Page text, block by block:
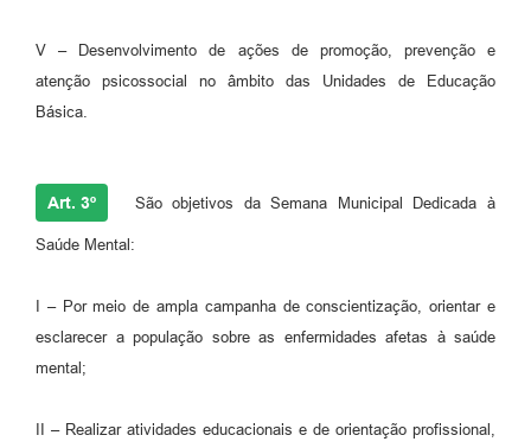
V – Desenvolvimento de ações de promoção, prevenção e
atenção psicossocial no âmbito das Unidades de Educação
Básica.
Art. 3º São objetivos da Semana Municipal Dedicada à
Saúde Mental:
I – Por meio de ampla campanha de conscientização, orientar e
esclarecer a população sobre as enfermidades afetas à saúde
mental;
II – Realizar atividades educacionais e de orientação profissional,